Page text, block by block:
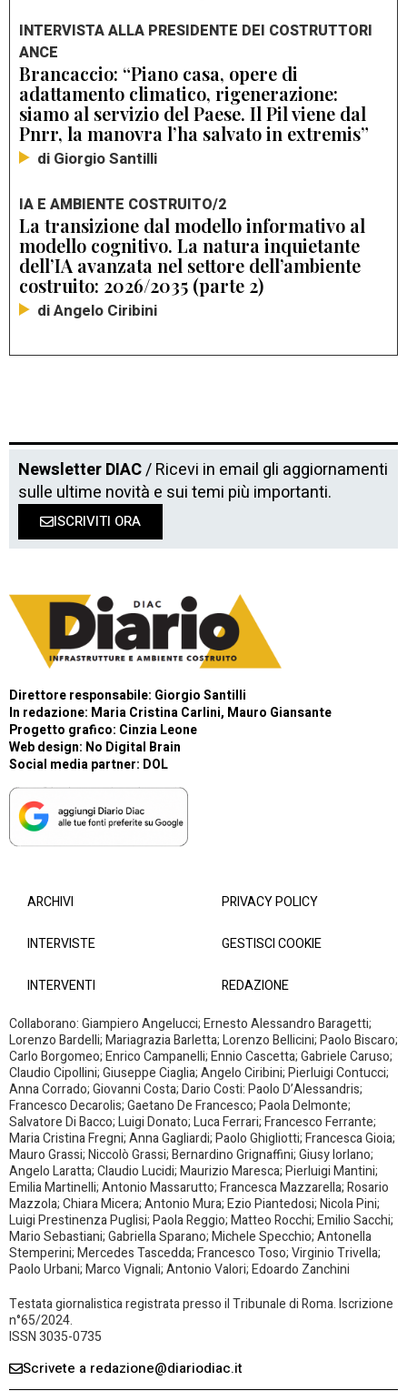
INTERVISTA ALLA PRESIDENTE DEI COSTRUTTORI
ANCE
Brancaccio: “Piano casa, opere di
adattamento climatico, rigenerazione:
siamo al servizio del Paese. Il Pil viene dal
Pnrr, la manovra l’ha salvato in extremis”
di Giorgio Santilli
IA E AMBIENTE COSTRUITO/2
La transizione dal modello informativo al
modello cognitivo. La natura inquietante
dell’IA avanzata nel settore dell’ambiente
costruito: 2026/2035 (parte 2)
di Angelo Ciribini
Newsletter DIAC/ Ricevi in email gli aggiornamenti
sulle ultime novità e sui temi più importanti.
ISCRIVITI ORA
Direttore responsabile: Giorgio Santilli
In redazione: Maria Cristina Carlini, Mauro Giansante
Progetto grafico: Cinzia Leone
Web design: No Digital Brain
Social media partner: DOL
ARCHIVI
INTERVISTE
INTERVENTI
PRIVACY POLICY
GESTISCI COOKIE
REDAZIONE
Collaborano: Giampiero Angelucci; Ernesto Alessandro Baragetti;
Lorenzo Bardelli; Mariagrazia Barletta; Lorenzo Bellicini; Paolo Biscaro;
Carlo Borgomeo; Enrico Campanelli; Ennio Cascetta; Gabriele Caruso;
Claudio Cipollini; Giuseppe Ciaglia; Angelo Ciribini; Pierluigi Contucci;
Anna Corrado; Giovanni Costa; Dario Costi: Paolo D’Alessandris;
Francesco Decarolis; Gaetano De Francesco; Paola Delmonte;
Salvatore Di Bacco; Luigi Donato; Luca Ferrari; Francesco Ferrante;
Maria Cristina Fregni; Anna Gagliardi; Paolo Ghigliotti; Francesca Gioia;
Mauro Grassi; Niccolò Grassi; Bernardino Grignaffini; Giusy Iorlano;
Angelo Laratta; Claudio Lucidi; Maurizio Maresca; Pierluigi Mantini;
Emilia Martinelli; Antonio Massarutto; Francesca Mazzarella; Rosario
Mazzola; Chiara Micera; Antonio Mura; Ezio Piantedosi; Nicola Pini;
Luigi Prestinenza Puglisi; Paola Reggio; Matteo Rocchi; Emilio Sacchi;
Mario Sebastiani; Gabriella Sparano; Michele Specchio; Antonella
Stemperini; Mercedes Tascedda; Francesco Toso; Virginio Trivella;
Paolo Urbani; Marco Vignali; Antonio Valori; Edoardo Zanchini
Testata giornalistica registrata presso il Tribunale di Roma. Iscrizione
n°65/2024.
ISSN 3035-0735
Scrivete a redazione@diariodiac.it